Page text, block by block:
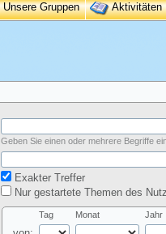
Unsere Gruppen Aktivitäten
Geben Sie einen oder mehrere Begriffe
Exakter Treffer
Nur gestartete Themen des
Tag Monat Jahr